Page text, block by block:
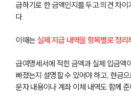
세미나
대륜법률상
대륜법률상담
급하기로 한 금액인지를 두고 의견 차
다.
이때는 실제 지급 내역을 항목별로 정리
급여명세서에 적힌 금액과 실제 입금액
빠졌는지 설명할 수 있어야 하고, 현금
문자 내용이나 계좌 이체 내역도 함께